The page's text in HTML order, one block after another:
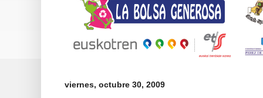
viernes, octubre 30, 2009